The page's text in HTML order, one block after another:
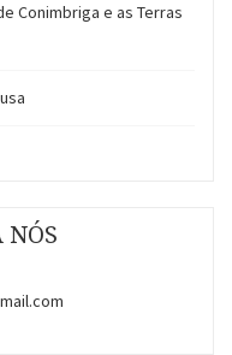
Conimbriga e as Terras
NÓS